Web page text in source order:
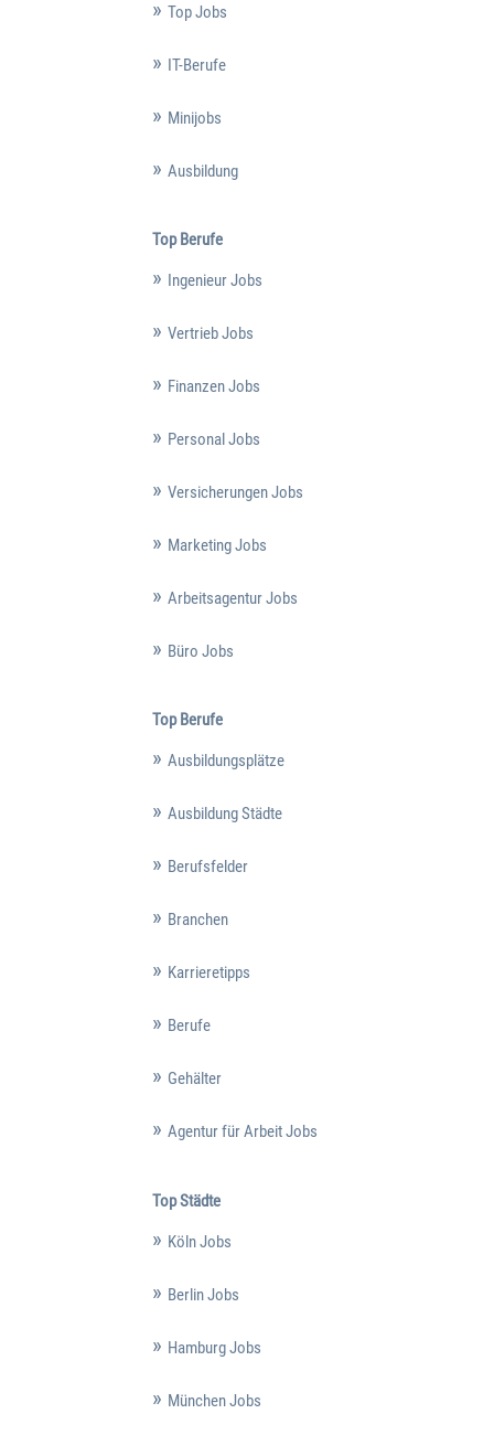
Top Jobs
IT-Berufe
Minijobs
Ausbildung
Top Berufe
Ingenieur Jobs
Vertrieb Jobs
Finanzen Jobs
Personal Jobs
Versicherungen Jobs
Marketing Jobs
Arbeitsagentur Jobs
Büro Jobs
Top Berufe
Ausbildungsplätze
Ausbildung Städte
Berufsfelder
Branchen
Karrieretipps
Berufe
Gehälter
Agentur für Arbeit Jobs
Top Städte
Köln Jobs
Berlin Jobs
Hamburg Jobs
München Jobs